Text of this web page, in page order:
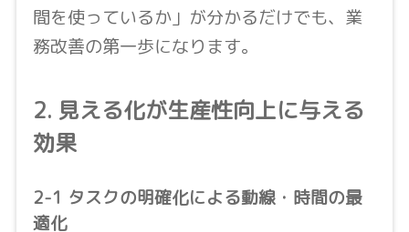
間を使っているか」が分かるだけでも、業
務改善の第一歩になります。
2. 見える化が生産性向上に与える
効果
2-1 タスクの明確化による動線・時間の最
適化